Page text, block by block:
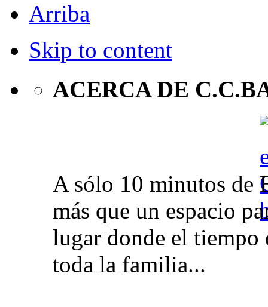
Arriba
Skip to content
ACERCA DE
A sólo 10 minutos de
más que un espacio
lugar donde el tiempo
toda la familia...